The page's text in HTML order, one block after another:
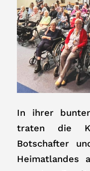
In ihrer
traten die
Botschafter
Heimatlandes